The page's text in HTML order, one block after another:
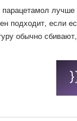
лучше
подходит, если
обычно